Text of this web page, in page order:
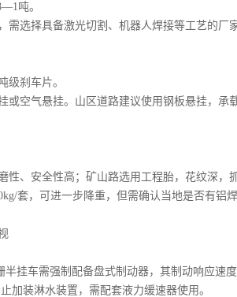
吨。
需选择具备激光切割、机器人焊接等工艺的厂
级刹车片。
或空气悬挂。山区道路建议使用钢板悬挂，
性、安全性高；矿山路选用工程胎，花纹深，
套，可进一步降重，但需确认当地是否有铝
半挂车需强制配备盘式制动器，其制动响应速
加装淋水装置，需配套液力缓速器使用。